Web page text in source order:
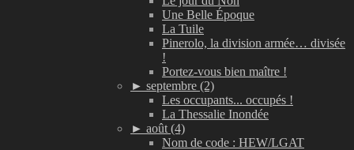
Une Belle Époque
La Tuile
Pinerolo, la division armée… divisée
!
Portez-vous bien maître !
► septembre (2)
Les occupants... occupés !
La Thessalie Inondée
► août (4)
Nom de code : HEW/LGAT